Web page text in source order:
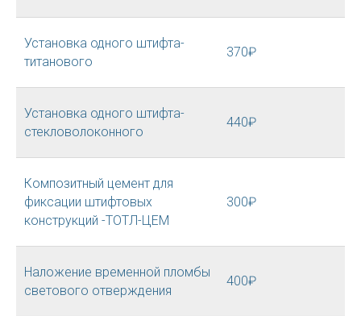
Установка одного штифта-
титанового
370₽
Установка одного штифта-
стекловолоконного
440₽
Композитный цемент для
фиксации штифтовых
конструкций -ТОТЛ-ЦЕМ
300₽
Наложение временной пломбы
светового отверждения
400₽